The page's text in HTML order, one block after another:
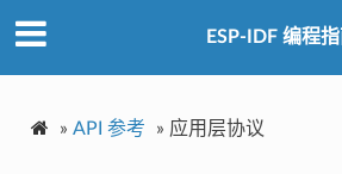
ESP-IDF 编程
» API 参考 » 应用层协议